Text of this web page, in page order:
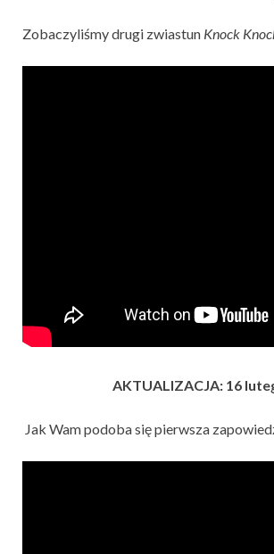
Zobaczyliśmy drugi zwiastun Knock
AKTUALIZACJA: 16
Jak Wam podoba się pierwsza